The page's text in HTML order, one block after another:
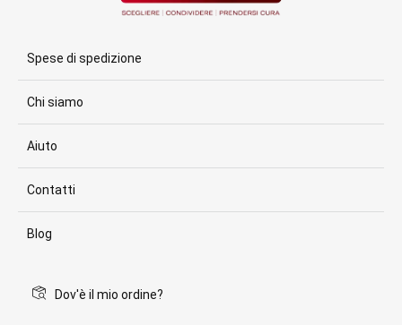
Spese di spedizione
Chi siamo
Aiuto
Contatti
Blog
Dov'è il mio ordine?